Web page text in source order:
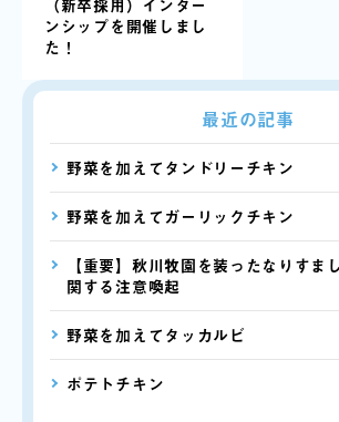
ンシップを開催しまし
た！
最近の記事
野菜を加えてタンドリーチキン
野菜を加えてガーリックチキン
【重要】秋川牧園を装ったなりすま
関する注意喚起
野菜を加えてタッカルビ
ポテトチキン